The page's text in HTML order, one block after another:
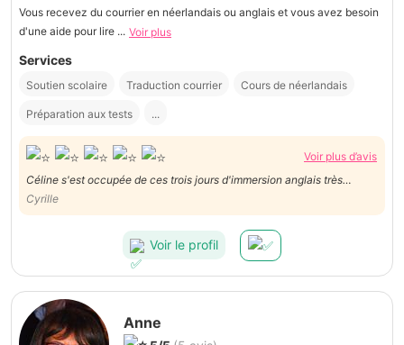
Vous recevez du courrier en néerlandais ou anglais et vous avez besoin
d'une aide pour lire ... Voir plus
Services
Soutien scolaire Traduction courrier Cours de néerlandais
Préparation aux tests ...
Voir plus d’avis
Céline s'est occupée de ces trois jours d'immersion anglais très
consciencieusement et les enfants l'ont beaucoup apprécié. Elle a été
à l'écoute, flexible et au final cette expérience s'est averée tout à fait
positive. Un grand merci !!
Cyrille
Voir le profil
Anne